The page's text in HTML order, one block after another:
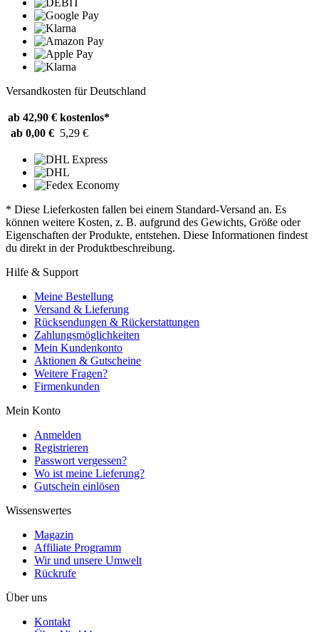
Versandkosten für Deutschland
ab 42,90 € kostenlos*
ab 0,00 € 5,29 €
* Diese Lieferkosten fallen bei einem Standard-Versand an. Es
können weitere Kosten, z. B. aufgrund des Gewichts, Größe oder
Eigenschaften der Produkte, entstehen. Diese Informationen findest
du direkt in der Produktbeschreibung.
Hilfe & Support
Meine Bestellung
Versand & Lieferung
Rücksendungen & Rückerstattungen
Zahlungsmöglichkeiten
Mein Kundenkonto
Aktionen & Gutscheine
Weitere Fragen?
Firmenkunden
Mein Konto
Anmelden
Registrieren
Passwort vergessen?
Wo ist meine Lieferung?
Gutschein einlösen
Wissenswertes
Magazin
Affiliate Programm
Wir und unsere Umwelt
Rückrufe
Über uns
Kontakt